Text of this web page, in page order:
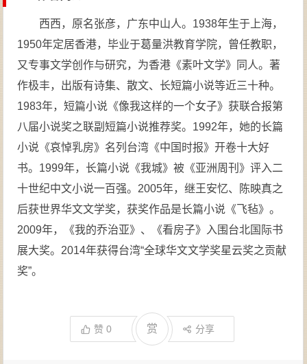
西西，原名张彦，广东中山人。1938年生于上海，
1950年定居香港，毕业于葛量洪教育学院，曾任教职，
又专事文学创作与研究，为香港《素叶文学》同人。著
作极丰，出版有诗集、散文、长短篇小说等近三十种。
1983年，短篇小说《像我这样的一个女子》获联合报第
八届小说奖之联副短篇小说推荐奖。1992年，她的长篇
小说《哀悼乳房》名列台湾《中国时报》开卷十大好
书。1999年，长篇小说《我城》被《亚洲周刊》评入二
十世纪中文小说一百强。2005年，继王安忆、陈映真之
后获世界华文文学奖，获奖作品是长篇小说《飞毡》。
2009年，《我的乔治亚》、《看房子》入围台北国际书
展大奖。2014年获得台湾“全球华文文学奖星云奖之贡献
奖”。
赞0 赏 分享